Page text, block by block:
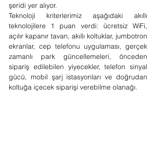
şeridi yer alıyor.
Teknoloji kriterlerimiz aşağıdaki akıllı
teknolojilere 1 puan verdi: ücretsiz WiFi,
açılır kapanır tavan, akıllı koltuklar, jumbotron
ekranlar, cep telefonu uygulaması, gerçek
zamanlı park güncellemeleri, önceden
sipariş edilebilen yiyecekler, telefon sinyal
gücü, mobil şarj istasyonları ve doğrudan
koltuğa içecek siparişi verebilme olanağı.